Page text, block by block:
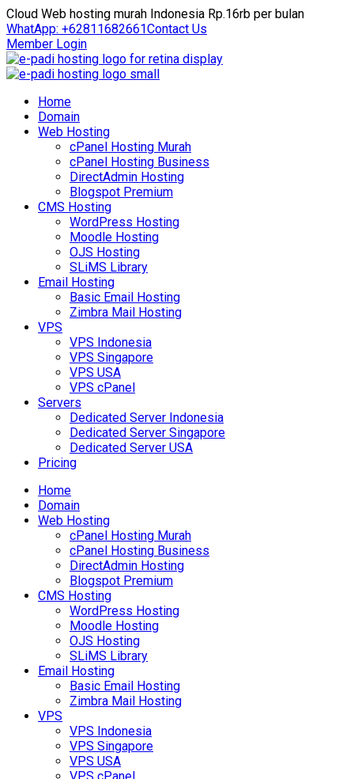
Cloud Web hosting murah Indonesia Rp.16rb per bulan
WhatApp: +62811682661Contact Us
Member Login
Home
Domain
Web Hosting
cPanel Hosting Murah
cPanel Hosting Business
DirectAdmin Hosting
Blogspot Premium
CMS Hosting
WordPress Hosting
Moodle Hosting
OJS Hosting
SLiMS Library
Email Hosting
Basic Email Hosting
Zimbra Mail Hosting
VPS
VPS Indonesia
VPS Singapore
VPS USA
VPS cPanel
Servers
Dedicated Server Indonesia
Dedicated Server Singapore
Dedicated Server USA
Pricing
Home
Domain
Web Hosting
cPanel Hosting Murah
cPanel Hosting Business
DirectAdmin Hosting
Blogspot Premium
CMS Hosting
WordPress Hosting
Moodle Hosting
OJS Hosting
SLiMS Library
Email Hosting
Basic Email Hosting
Zimbra Mail Hosting
VPS
VPS Indonesia
VPS Singapore
VPS USA